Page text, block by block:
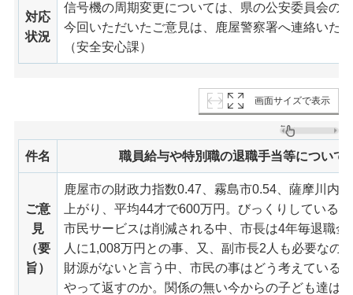
対応
状況
信号機の周期変更については、県の公安委員会の
今回いただいたご意見は、鹿屋警察署へ連絡いた
（安全安心課）
画面サイズで表示
件名 職員給与や特別職の退職手当等について
ご意
見
（要
旨）
鹿屋市の財政力指数0.47、霧島市0.54、薩摩川内
上がり、平均44才で600万円。びっくりしている。
市民サービスは削減される中、市長は4年毎退職
人に1,008万円との事、又、副市長2人も必要なの
財源がないと言う中、市民の事はどう考えている
やって返すのか。関係の無い今からの子ども達は